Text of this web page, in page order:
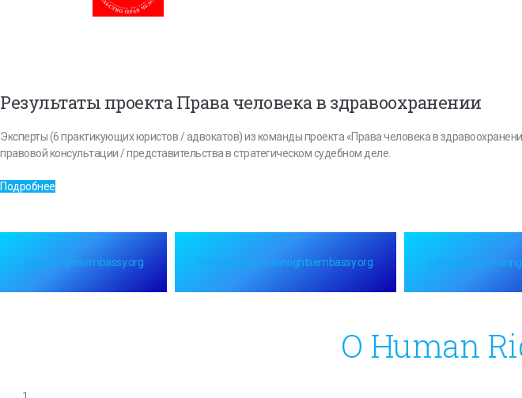
Результаты проекта Права человека в здравоохранении
Эксперты (6 практикующих юристов / адвокатов) из команды проекта «Права человека в
правовой консультации / представительства в стратегическом судебном деле.
Подробнее
humanrightsembassy.org stoptorture.humanrightsembassy.org e-
О Human